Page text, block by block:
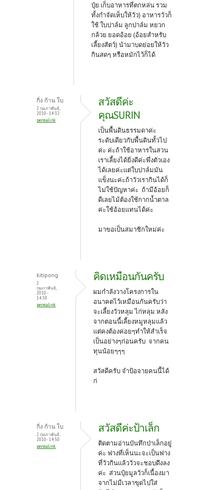
ปุ๋ย เก็บอาหารที่ตกหล่น รวม
ทั้งกำจัดเห็บให้วัว) อาหารวัวก็
ใช้ ใบปาล์ม ลูกปาล์ม หยวก
กล้วย ยอดอ้อย (อ้อยสำหรับ
เลี้ยงสัตว์) นำมาบดย่อยให้วัว
กินสดๆ หรือหมักไว้ก็ได้
กิ่ง ก้าน ใบ
2 กุมภาพันธ์,
2010 - 14:32
permalink
สวัสดีค่ะ
คุณSURIN
เป็นพื้นดินธรรมดาค่ะ
ระดับเดียวกับพื้นดินทั้วไป
ค่ะ ค่ะถ้าใช้อาหารในสวน
เราเลี้ยงได้ยิ่งดีค่ะพึ่งตัวเอง
ได้เลยค่ะแต่ใบปาล์มมัน
แข็งนะค่ะถ้าวัวเรากินได้ก็
ไม่ใช้ปัญหาค่ะ ถ้ามีอ้อยก็
ดีเลยไม้ต้องใช้กากน้ำตาล
ค่ะใช้อ้อยแทนได้ค่ะ
มาขอเป็นสมาชิกใหม่ค่ะ
kitipong
2
กุมภาพันธ์,
2010 -
14:50
permalink
คิดเหมือนกันครับ
ผมกำลังวางโครงการใน
อนาคตไว้เหมือนกันครับว่า
จะเลี้ยงวัวหลุม ไก่หลุม หลัง
จากตอนนี้เลี้ยงหมูหลุมแล้ว
แต่คงต้องค่อยๆทำให้สำเร็จ
เป็นอย่างๆก่อนครับ จากคน
ทุนน้อยๆๆๆ
สวัสดีครับ จำป้อจายคนนี้ได้
ก่
กิ่ง ก้าน ใบ
2 กุมภาพันธ์,
2010 - 14:50
permalink
สวัสดีค่ะป้าเล็ก
ติดตามอ่านบันทึกป่าเล็กอยู่
ค่ะ ฟางที่เห็นนะจะเป็นฟาง
ที่วัวกินแล้ววัวจะชอบดึงลง
ค่ะ ส่วนปุ๋ยมูลวัวก็เนื้องมา
จากไม่มีเวลาขุดไปใส่